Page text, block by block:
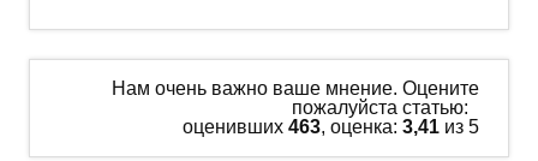
Нам очень важно ваше мнение. Оцените
пожалуйста статью:
оценивших 463, оценка: 3,41 из 5